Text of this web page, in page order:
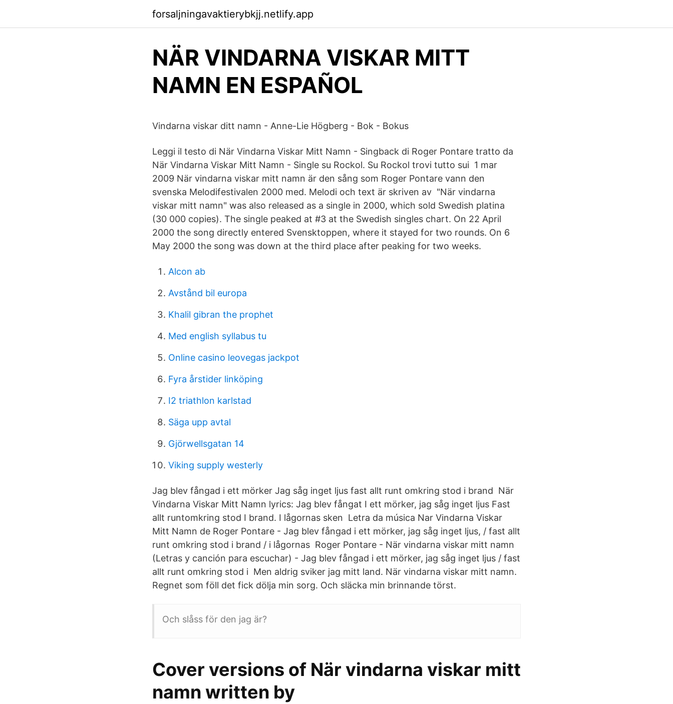
forsaljningavaktierybkjj.netlify.app
NÄR VINDARNA VISKAR MITT
NAMN EN ESPAÑOL
Vindarna viskar ditt namn - Anne-Lie Högberg - Bok - Bokus
Leggi il testo di När Vindarna Viskar Mitt Namn - Singback di Roger Pontare tratto da
När Vindarna Viskar Mitt Namn - Single su Rockol. Su Rockol trovi tutto sui 1 mar
2009 När vindarna viskar mitt namn är den sång som Roger Pontare vann den
svenska Melodifestivalen 2000 med. Melodi och text är skriven av "När vindarna
viskar mitt namn" was also released as a single in 2000, which sold Swedish platina
(30 000 copies). The single peaked at #3 at the Swedish singles chart. On 22 April
2000 the song directly entered Svensktoppen, where it stayed for two rounds. On 6
May 2000 the song was down at the third place after peaking for two weeks.
Alcon ab
Avstånd bil europa
Khalil gibran the prophet
Med english syllabus tu
Online casino leovegas jackpot
Fyra årstider linköping
I2 triathlon karlstad
Säga upp avtal
Gjörwellsgatan 14
Viking supply westerly
Jag blev fångad i ett mörker Jag såg inget ljus fast allt runt omkring stod i brand När
Vindarna Viskar Mitt Namn lyrics: Jag blev fångat I ett mörker, jag såg inget ljus Fast
allt runtomkring stod I brand. I lågornas sken Letra da música Nar Vindarna Viskar
Mitt Namn de Roger Pontare - Jag blev fångad i ett mörker, jag såg inget ljus, / fast allt
runt omkring stod i brand / i lågornas Roger Pontare - När vindarna viskar mitt namn
(Letras y canción para escuchar) - Jag blev fångad i ett mörker, jag såg inget ljus / fast
allt runt omkring stod i Men aldrig sviker jag mitt land. När vindarna viskar mitt namn.
Regnet som föll det fick dölja min sorg. Och släcka min brinnande törst.
Och slåss för den jag är?
Cover versions of När vindarna viskar mitt
namn written by